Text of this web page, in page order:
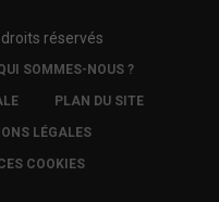
réservés
SOMMES-NOUS ?
PLAN DU SITE
LÉGALES
COOKIES